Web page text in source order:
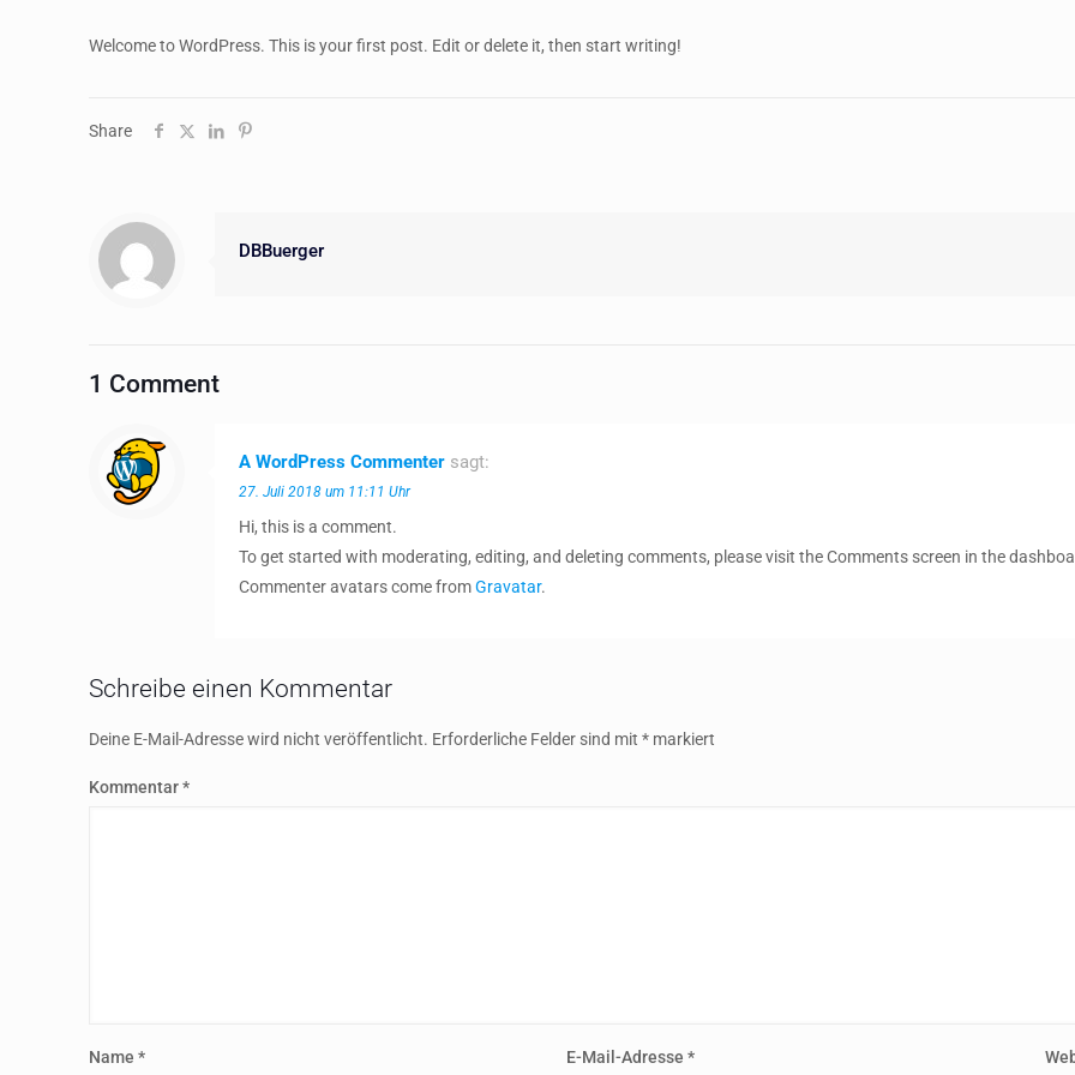
Welcome to WordPress. This is your first post. Edit or delete it, then start writing!
Share
DBBuerger
1 Comment
A WordPress Commenter sagt:
27. Juli 2018 um 11:11 Uhr
Hi, this is a comment.
To get started with moderating, editing, and deleting comments, please visit the Comments screen in the
Commenter avatars come fromGravatar.
Schreibe einen Kommentar
Deine E-Mail-Adresse wird nicht veröffentlicht. Erforderliche Felder sind mit * markiert
Kommentar*
Name * E-Mail-Adresse*